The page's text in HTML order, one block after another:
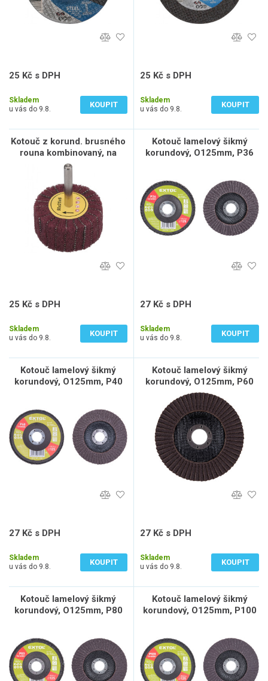
25 Kč s DPH
Skladem
u vás do 9.8.
KOUPIT
25 Kč s DPH
Skladem
u vás do 9.8.
KOUPIT
Kotouč z korund. brusného
rouna kombinovaný, na
stopce, O 40x25x6mm
25 Kč s DPH
Skladem
u vás do 9.8.
KOUPIT
Kotouč lamelový šikmý
korundový, O125mm, P36
27 Kč s DPH
Skladem
u vás do 9.8.
KOUPIT
Kotouč lamelový šikmý
korundový, O125mm, P40
27 Kč s DPH
Skladem
u vás do 9.8.
KOUPIT
Kotouč lamelový šikmý
korundový, O125mm, P60
27 Kč s DPH
Skladem
u vás do 9.8.
KOUPIT
Kotouč lamelový šikmý
korundový, O125mm, P80
Kotouč lamelový šikmý
korundový, O125mm, P100